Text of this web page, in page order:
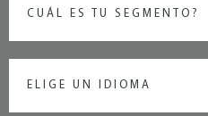
CUÁL ES TU SEGMENTO?
ELIGE UN IDIOMA